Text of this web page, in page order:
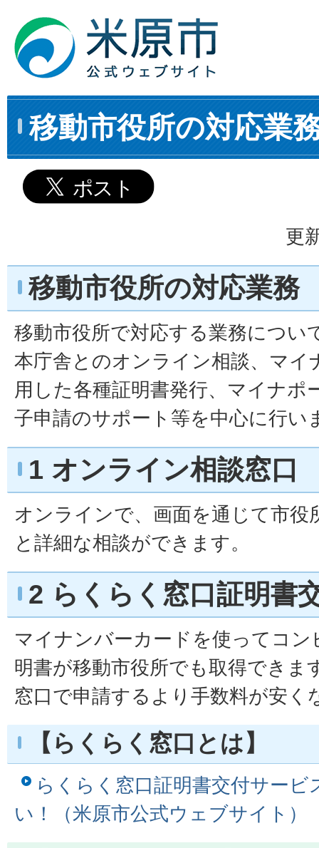
移動市役所の対応業
更
移動市役所の対応業務
移動市役所で対応する業務につい
本庁舎とのオンライン相談、マイ
用した各種証明書発行、マイナポ
子申請のサポート等を中心に行い
1 オンライン相談窓口
オンラインで、画面を通じて市役
と詳細な相談ができます。
2 らくらく窓口証明書
マイナンバーカードを使ってコ
明書が移動市役所でも取得できま
窓口で申請するより手数料が安く
【らくらく窓口とは】
らくらく窓口証明書交付サービ
い！（米原市公式ウェブサイト）